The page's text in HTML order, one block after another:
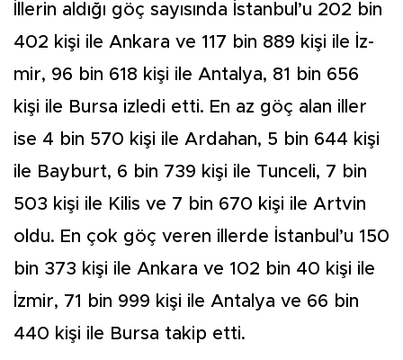
İllerin aldığı göç sayısında İstanbul’u 202 bin
402 kişi ile Ankara ve 117 bin 889 kişi ile İz­
mir, 96 bin 618 kişi ile Antalya, 81 bin 656
kişi ile Bursa izledi etti. En az göç alan iller
ise 4 bin 570 kişi ile Ardahan, 5 bin 644 kişi
ile Bayburt, 6 bin 739 kişi ile Tunceli, 7 bin
503 kişi ile Ki­lis ve 7 bin 670 kişi ile Artvin
ol­du. En çok göç veren illerde İs­tanbul’u 150
bin 373 kişi ile An­kara ve 102 bin 40 kişi ile
İzmir, 71 bin 999 kişi ile Antalya ve 66 bin
440 kişi ile Bursa takip etti.